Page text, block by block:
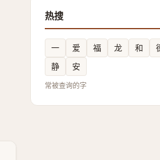
热搜
一 爱 福 龙 和
静
安
常被查询的字